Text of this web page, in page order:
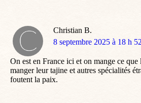
Christian B.
dit
8 septembre 2025 à 18 h
On est en France ici et on mange ce
manger leur tajine et autres spécialités
foutent la paix.